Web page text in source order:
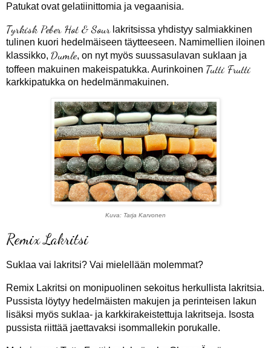
Patukat ovat gelatiinittomia ja vegaanisia.
Tyrkisk Peber Hot & Sourlakritsissa yhdistyy salmiakkinen
tulinen kuori hedelmäiseen täytteeseen. Namimellien iloinen
klassikko, Dumle, on nyt myös suussasulavan suklaan ja
toffeen makuinen makeispatukka. Aurinkoinen Tutti Frutti
karkkipatukka on hedelmänmakuinen.
Kuva: Tarja Karvonen
Remix Lakritsi
Suklaa vai lakritsi? Vai mielellään molemmat?
Remix Lakritsi on monipuolinen sekoitus herkullista lakritsia.
Pussista löytyy hedelmäisten makujen ja perinteisen lakun
lisäksi myös suklaa- ja karkkirakeistettuja lakritseja. Isosta
pussista riittää jaettavaksi isommallekin porukalle.